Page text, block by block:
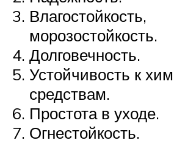
Влагостойкость,
морозостойкость.
Долговечность.
Устойчивость к
средствам.
Простота в уходе.
Огнестойкость.